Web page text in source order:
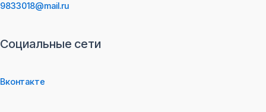
9833018@mail.ru
Социальные сети
Вконтакте